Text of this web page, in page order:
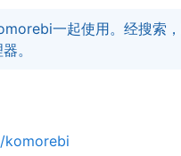
一起使用。经搜索
。
komorebi